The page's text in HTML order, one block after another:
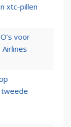
xtc-pillen
voor
tweede